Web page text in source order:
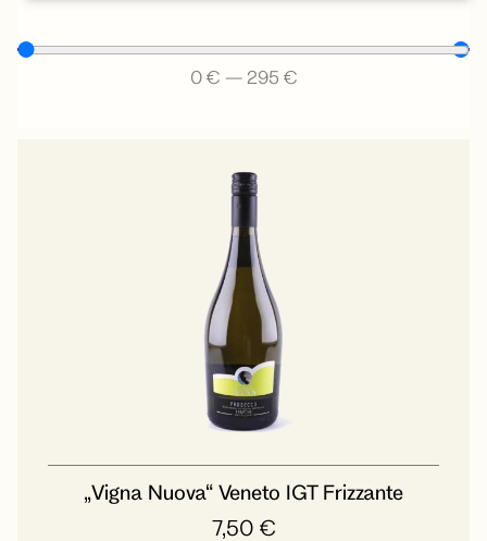
0 € — 295 €
„Vigna Nuova“ Veneto IGT Frizzante
7,50 €